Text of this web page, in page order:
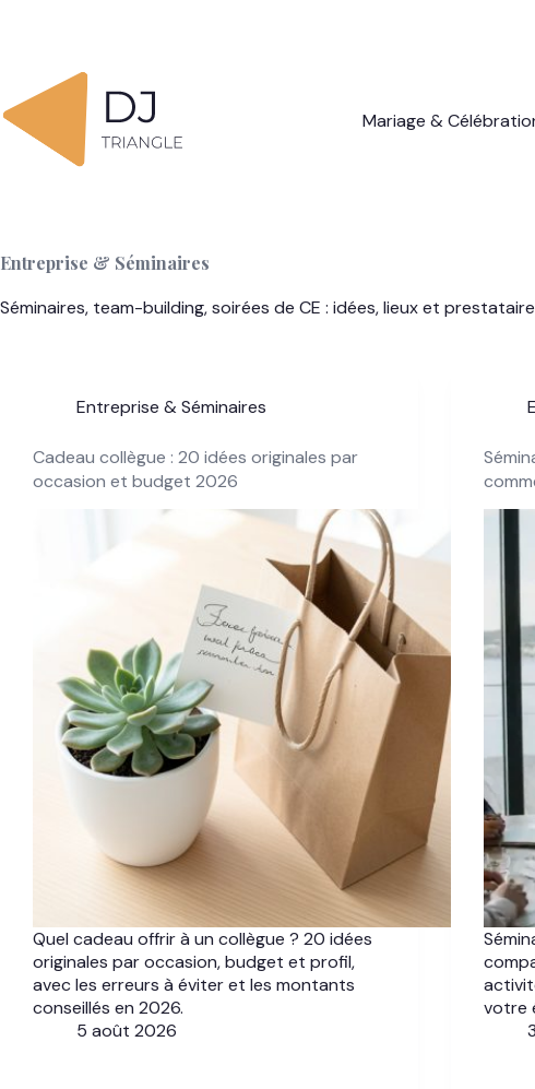
Mariage &
Entreprise & Séminaires
Séminaires, team-building, soirées de CE : idées, lieux et
Entreprise & Séminaires
Cadeau collègue : 20 idées originales par
occasion et budget 2026
Quel cadeau offrir à un collègue ? 20 idées
originales par occasion, budget et profil,
avec les erreurs à éviter et les montants
conseillés en 2026.
5 août 2026
votre